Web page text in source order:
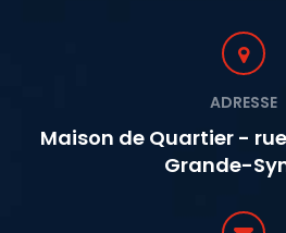
ADRESSE
Maison de Quartier -
Grande-